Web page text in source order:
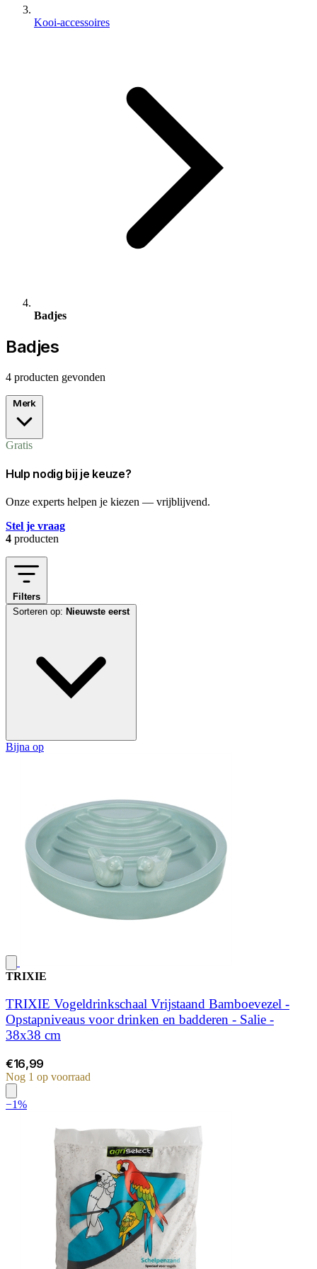
Kooi-accessoires
Badjes
Badjes
4 producten gevonden
Merk
Gratis
Hulp nodig bij je keuze?
Onze experts helpen je kiezen — vrijblijvend.
Stel je vraag
4 producten
Filters
Sorteren op: Nieuwste eerst
Bijna op
TRIXIE
TRIXIE Vogeldrinkschaal Vrijstaand Bamboevezel -
Opstapniveaus voor drinken en badderen - Salie -
38x38 cm
€16,99
Nog 1 op voorraad
−1%